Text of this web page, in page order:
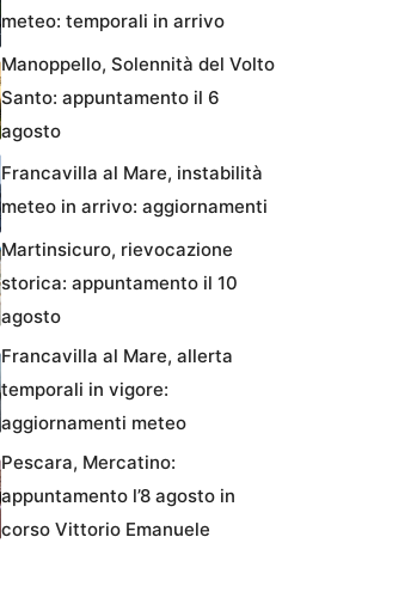
meteo: temporali in arrivo
Manoppello, Solennità del Volto
Santo: appuntamento il 6
agosto
Francavilla al Mare, instabilità
meteo in arrivo: aggiornamenti
Martinsicuro, rievocazione
storica: appuntamento il 10
agosto
Francavilla al Mare, allerta
temporali in vigore:
aggiornamenti meteo
Pescara, Mercatino:
appuntamento l’8 agosto in
corso Vittorio Emanuele